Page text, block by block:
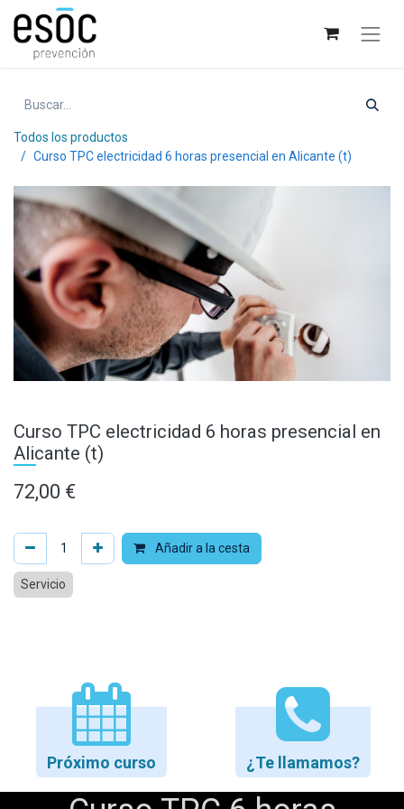
Todos los productos
Curso TPC electricidad 6 horas presencial en Alicante (t)
Curso TPC electricidad 6 horas presencial en
Alicante (t)
72,00 €
Añadir a la cesta
Servicio
Próximo curso ¿Te llamamos?